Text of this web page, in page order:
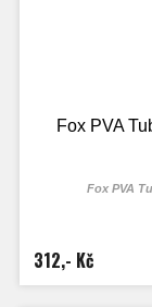
Fox PVA
Fox PVA
312,- Kč